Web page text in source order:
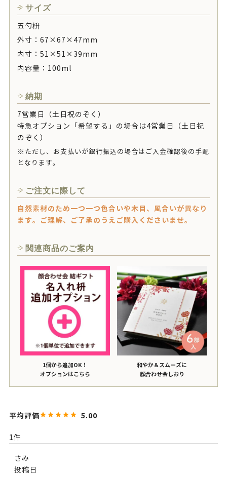
サイズ
五勺枡
外寸：67×67×47mm
内寸：51×51×39mm
内容量：100ml
納期
7営業日（土日祝のぞく）
特急オプション「希望する」の場合は4営業日（土日祝
のぞく）
※ただし、お支払いが銀行振込の場合はご入金確認後の手配
となります。
ご注文に際して
自然素材のため一つ一つ色合いや木目、風合いが異なり
ます。ご理解、ご了承のうえご購入くださいませ。
関連商品のご案内
1個から追加OK！
オプションはこちら
和やか＆スムーズに
顔合わせ会しおり
5.00
1
さみ
投稿日